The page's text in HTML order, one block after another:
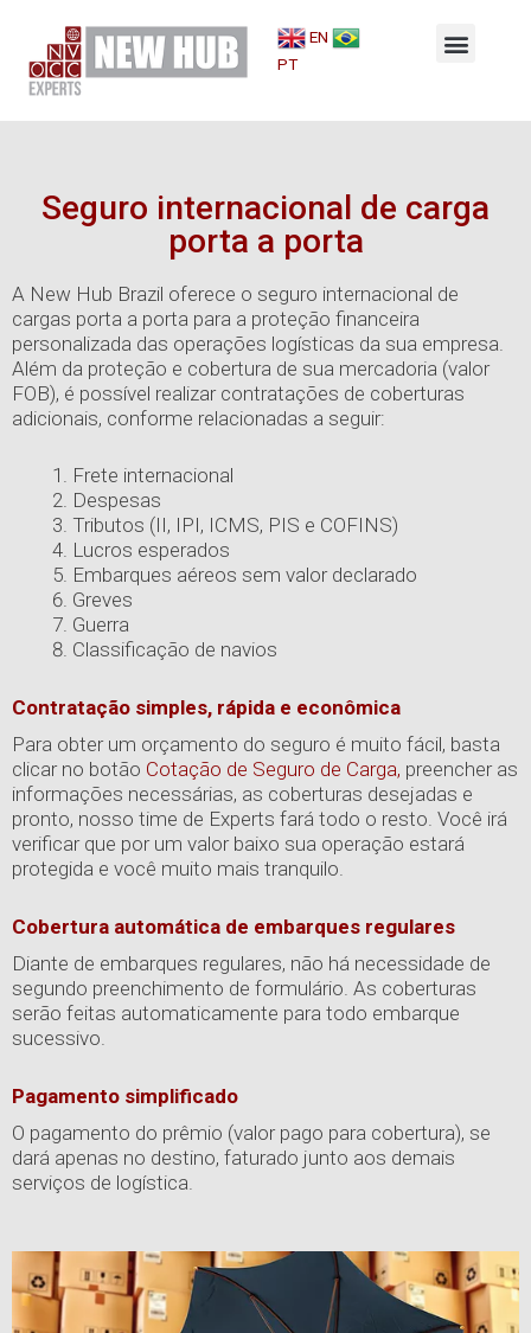
conteúdo
EN
PT
Menu
Seguro internacional de carga
porta a porta
A New Hub Brazil oferece o seguro internacional de
cargas porta a porta para a proteção financeira
personalizada das operações logísticas da sua empresa.
Além da proteção e cobertura de sua mercadoria (valor
FOB), é possível realizar contratações de coberturas
adicionais, conforme relacionadas a seguir:
Frete internacional
Despesas
Tributos (II, IPI, ICMS, PIS e COFINS)
Lucros esperados
Embarques aéreos sem valor declarado
Greves
Guerra
Classificação de navios
Contratação simples, rápida e econômica
Para obter um orçamento do seguro é muito fácil, basta
clicar no botão Cotação de Seguro de Carga, preencher as
informações necessárias, as coberturas desejadas e
pronto, nosso time de Experts fará todo o resto. Você irá
verificar que por um valor baixo sua operação estará
protegida e você muito mais tranquilo.
Cobertura automática de embarques regulares
Diante de embarques regulares, não há necessidade de
segundo preenchimento de formulário. As coberturas
serão feitas automaticamente para todo embarque
sucessivo.
Pagamento simplificado
O pagamento do prêmio (valor pago para cobertura), se
dará apenas no destino, faturado junto aos demais
serviços de logística.